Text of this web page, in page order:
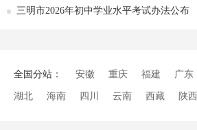
三明市2026年初中学业水平考试办法公布
全国分站： 安徽 重庆 福建 广东
湖北 海南 四川 云南 西藏 陕西